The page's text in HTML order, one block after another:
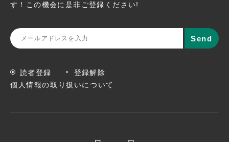
す！この機会に是非ご登録ください!
読者登録
登録解除
個人情報の取り扱いについて